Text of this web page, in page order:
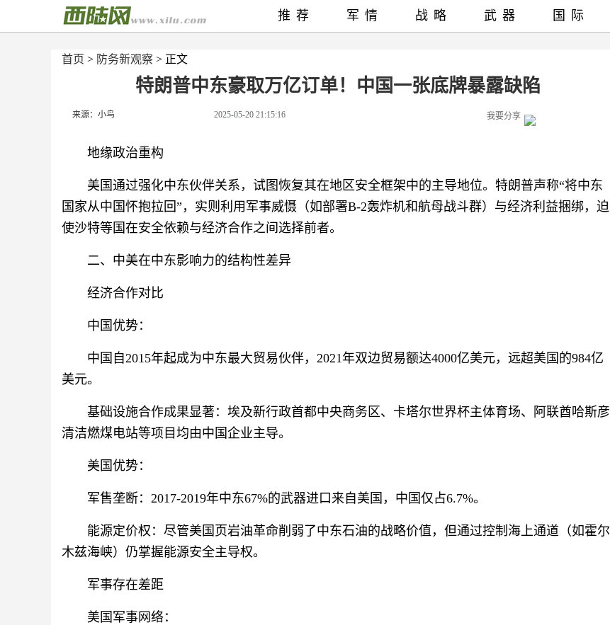
首页 > 防务新观察 > 正文
特朗普中东豪取万亿订单！中国一张底牌暴露缺陷
来源：小鸟 2025-05-20 21:15:16 我要分享
地缘政治重构
美国通过强化中东伙伴关系，试图恢复其在地区安全框架中的主导地位。特朗普声称“将中东
国家从中国怀抱拉回”，实则利用军事威慑（如部署B-2轰炸机和航母战斗群）与经济利益捆绑，迫
使沙特等国在安全依赖与经济合作之间选择前者。
二、中美在中东影响力的结构性差异
经济合作对比
中国优势：
中国自2015年起成为中东最大贸易伙伴，2021年双边贸易额达4000亿美元，远超美国的984亿
美元。
基础设施合作成果显著：埃及新行政首都中央商务区、卡塔尔世界杯主体育场、阿联酋哈斯彦
清洁燃煤电站等项目均由中国企业主导。
美国优势：
军售垄断：2017-2019年中东67%的武器进口来自美国，中国仅占6.7%。
能源定价权：尽管美国页岩油革命削弱了中东石油的战略价值，但通过控制海上通道（如霍尔
木兹海峡）仍掌握能源安全主导权。
军事存在差距
美国军事网络：
推荐 军情 战略 武器 国际